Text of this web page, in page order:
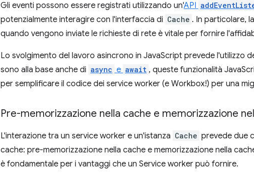
Gli eventi possono essere registrati utilizzando un'API
potenzialmente interagire con l'interfaccia di Cache . In particolare,
quando vengono inviate le richieste di rete è vitale per fornire
Lo svolgimento del lavoro asincrono in JavaScript prevede l'utilizzo
sono alla base anche di async e await , queste funzionalità
per semplificare il codice dei service worker (e Workbox!) per una
Pre-memorizzazione nella cache e memorizzazione
L'interazione tra un service worker e un'istanza Cache prevede due
cache: pre-memorizzazione nella cache e memorizzazione nella
è fondamentale per i vantaggi che un Service worker può fornire.